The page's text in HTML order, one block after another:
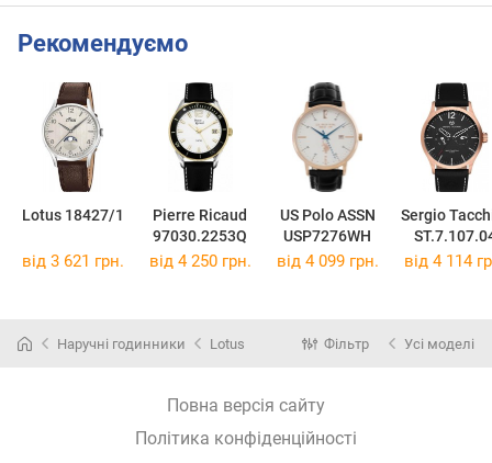
Рекомендуємо
Lotus 18427/1
Pierre Ricaud
97030.2253Q
US Polo ASSN
USP7276WH
Sergio
від 3 621 грн. від 4 250 грн. від 4 099 грн. від 4 114
Наручні годинники Lotus Фільтр Усі моделі
Повна версія сайту
Політика конфіденційності